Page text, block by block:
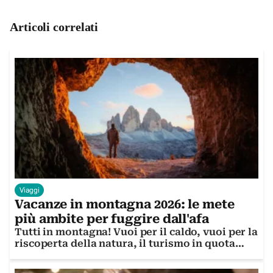
Articoli correlati
Viaggi
Vacanze in montagna 2026: le mete
più ambite per fuggire dall'afa
Tutti in montagna! Vuoi per il caldo, vuoi per la
riscoperta della natura, il turismo in quota